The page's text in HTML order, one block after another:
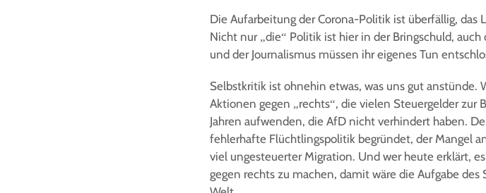
Die Aufarbeitung der Corona-Politik ist überfällig,
Nicht nur „die“ Politik ist hier in der Bringschuld,
und der Journalismus müssen ihr eigenes Tun
Selbstkritik ist ohnehin etwas, was uns gut anstünde.
Aktionen gegen „rechts“, die vielen Steuergelder zur
Jahren aufwenden, die AfD nicht verhindert haben.
fehlerhafte Flüchtlingspolitik begründet, der Mangel
viel ungesteuerter Migration. Und wer heute erklärt,
gegen rechts zu machen, damit wäre die Aufgabe